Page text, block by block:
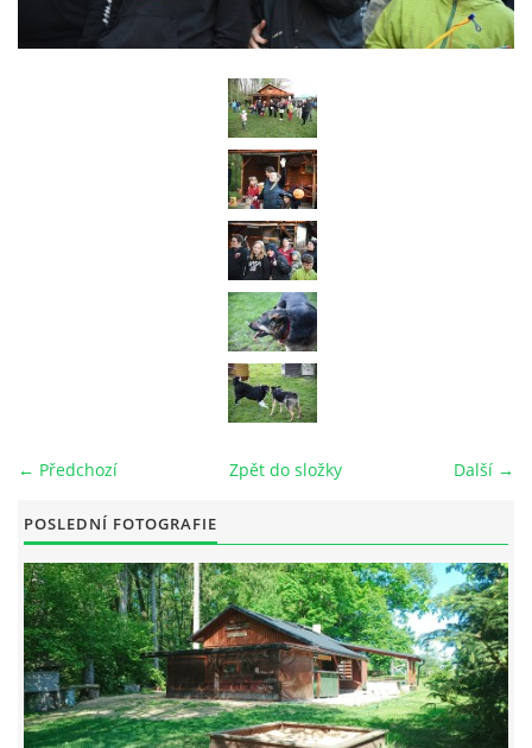
RAJČE FOTOGALERIE
PRO ČLENY SPOLKU
Spolek Chotiváci
chotivskaparta@seznam.cz
← Předchozí Další →
Zpět do složky
POSLEDNÍ FOTOGRAFIE